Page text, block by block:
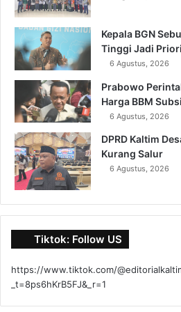
Kepala BGN
Tinggi Jadi
6 Agustus, 2026
Prabowo
Harga BBM
6 Agustus, 2026
DPRD Kaltim
Kurang Salur
6 Agustus, 2026
Tiktok: Follow US
https://www.tiktok.com/
_t=8ps6hKrB5FJ&_r=1